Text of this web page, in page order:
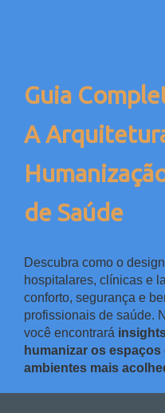
Guia
A
de Saúde
Descubra como o
hospitalares, clínicas e
conforto, segurança e
profissionais de saúde.
você encontrará
humanizar os espaços
ambientes mais